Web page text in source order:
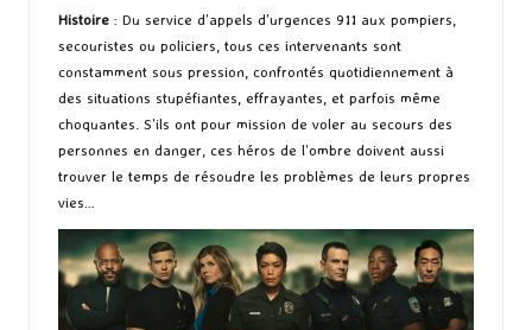
Histoire : Du service d’appels d’urgences 911 aux pompiers,
secouristes ou policiers, tous ces intervenants sont
constamment sous pression, confrontés quotidiennement à
des situations stupéfiantes, effrayantes, et parfois même
choquantes. S’ils ont pour mission de voler au secours des
personnes en danger, ces héros de l’ombre doivent aussi
trouver le temps de résoudre les problèmes de leurs propres
vies…